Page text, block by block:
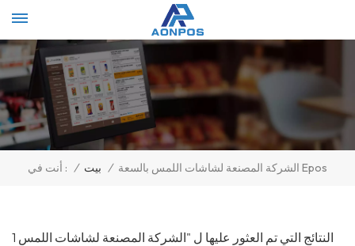
أنت في : / بيت / الشركة المصنعة لشاشات اللمس بالسعة Epos
1 النتائج التي تم العثور عليها ل "الشركة المصنعة لشاشات اللمس